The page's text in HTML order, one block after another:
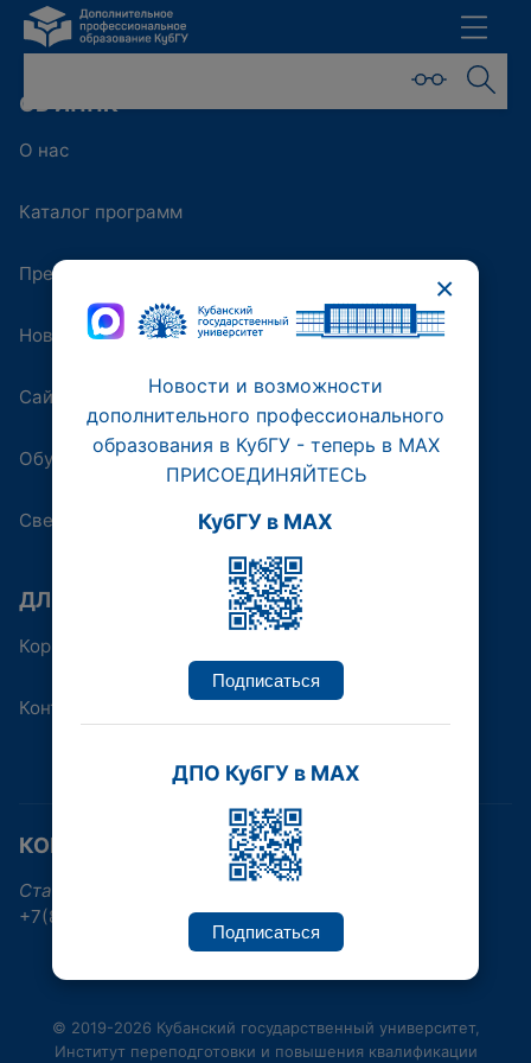
ОБ ИППК
О нас
Каталог программ
Преподаватели
Новости
Сайт университета
Обучающая платформа
Сведения об образовательной организации
ДЛЯ КОГО
Корпоративным клиентам
Контакты
КОНТАКТНАЯ ИНФОРМАЦИЯ
Ставропольская улица, 149, Краснодар
+7(861)219-96-38, +7(861)992-17-30
© 2019-2026 Кубанский государственный университет,
Институт переподготовки и повышения квалификации
×
Новости и возможности
дополнительного профессионального
образования в КубГУ - теперь в МАХ
ПРИСОЕДИНЯЙТЕСЬ
КубГУ в MAX
Подписаться
ДПО КубГУ в MAX
Подписаться